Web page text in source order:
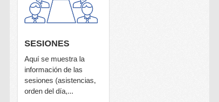
SESIONES
Aquí se muestra la
información de las
sesiones (asistencias,
orden del día,...